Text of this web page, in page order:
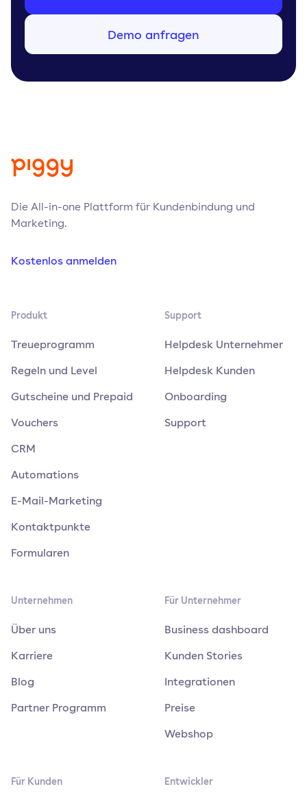
Demo anfragen
Die All-in-one Plattform für Kundenbindung und
Marketing.
Kostenlos anmelden
Produkt
Treueprogramm
Regeln und Level
Gutscheine und Prepaid
Vouchers
CRM
Automations
E-Mail-Marketing
Kontaktpunkte
Formularen
Support
Helpdesk Unternehmer
Helpdesk Kunden
Onboarding
Support
Unternehmen
Über uns
Karriere
Blog
Partner Programm
Für Unternehmer
Business dashboard
Kunden Stories
Integrationen
Preise
Webshop
Für Kunden Entwickler